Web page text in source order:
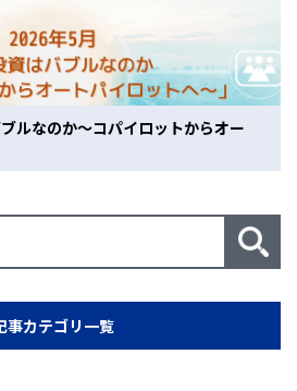
ルなのか〜コパイロットからオー
事カテゴリ一覧